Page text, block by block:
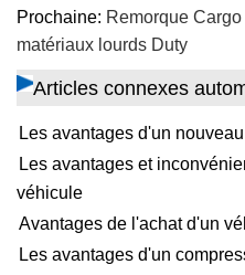
Prochaine: Remorque
matériaux lourds Duty
Articles connexes
Les avantages d'un
Les avantages et
véhicule
Avantages de l'achat d'un
Les avantages d'un